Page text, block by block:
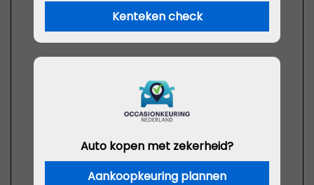
Kenteken check
Auto kopen met zekerheid?
Aankoopkeuring plannen